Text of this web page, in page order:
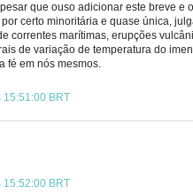
que ouso adicionar este breve e
certo minoritária e quase única,
correntes marítimas, erupções
de variação de temperatura do
fé em nós mesmos.
BRT
BRT